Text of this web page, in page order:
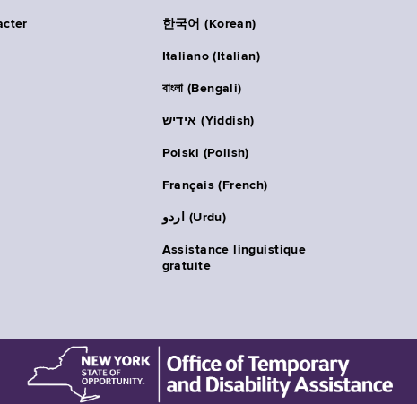
한국어 (Korean)
Italiano (Italian)
বাংলা (Bengali)
אידיש (Yiddish)
Polski (Polish)
Français (French)
اردو (Urdu)
Assistance linguistique
gratuite